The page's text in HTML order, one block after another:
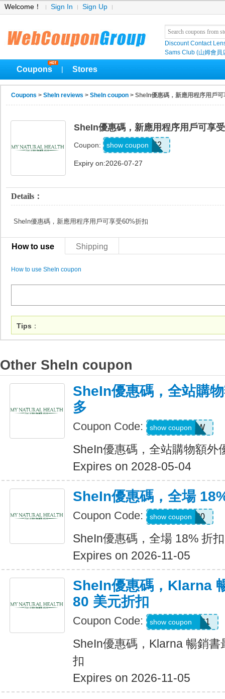
Welcome！ Sign In Sign Up
Discount Contact
Sams Club (山姆會員
Coupons Stores
Coupons > SheIn reviews > SheIn coupon > SheIn優惠碼，新應用程序用戶
SheIn優惠碼，新應用程序用戶可享
Coupon: 242V662
show coupon
Expiry on:2026-07-27
Details：
SheIn優惠碼，新應用程序用戶可享受60%折扣
How to use Shipping
How to use SheIn coupon
Tips ：
Other SheIn coupon
SheIn優惠碼，全站購
多
Coupon Code: US04184W
show coupon
SheIn優惠碼，全站購物額外
Expires on 2028-05-04
SheIn優惠碼，全場
Coupon Code: JULY0B20
show coupon
SheIn優惠碼，全場 18% 折扣
Expires on 2026-11-05
SheIn優惠碼，Klarna
80 美元折扣
Coupon Code: KLARNAAUG1
show coupon
SheIn優惠碼，Klarna 暢銷
扣
Expires on 2026-11-05